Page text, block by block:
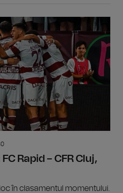
Rapid – CFR Cluj,
în clasamentul momentului.